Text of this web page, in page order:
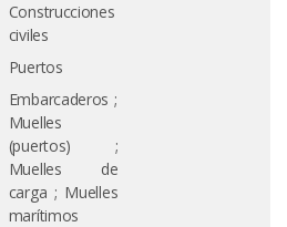
Construcciones
civiles
Puertos
Embarcaderos ;
Muelles
(puertos) ;
Muelles de
carga ; Muelles
marítimos